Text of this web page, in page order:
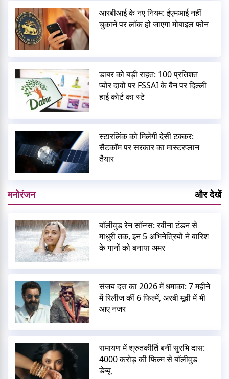
आरबीआई के नए नियम: ईएमआई नहीं
चुकाने पर लॉक हो जाएगा मोबाइल फोन
डाबर को बड़ी राहत: 100 प्रतिशत
प्योर दावों पर FSSAI के बैन पर दिल्ली
हाई कोर्ट का स्टे
स्टारलिंक को मिलेगी देसी टक्कर:
सैटकॉम पर सरकार का मास्टरप्लान
तैयार
मनोरंजन और देखें
बॉलीवुड रेन सॉन्ग्स: रवीना टंडन से
माधुरी तक, इन 5 अभिनेत्रियों ने बारिश
के गानों को बनाया अमर
संजय दत्त का 2026 में धमाका: 7 महीने
में रिलीज कीं 6 फिल्में, अरबी मूवी में भी
आए नजर
रामायण में श्रुतकीर्ति बनीं सुरभि दास:
4000 करोड़ की फिल्म से बॉलीवुड
डेब्यू